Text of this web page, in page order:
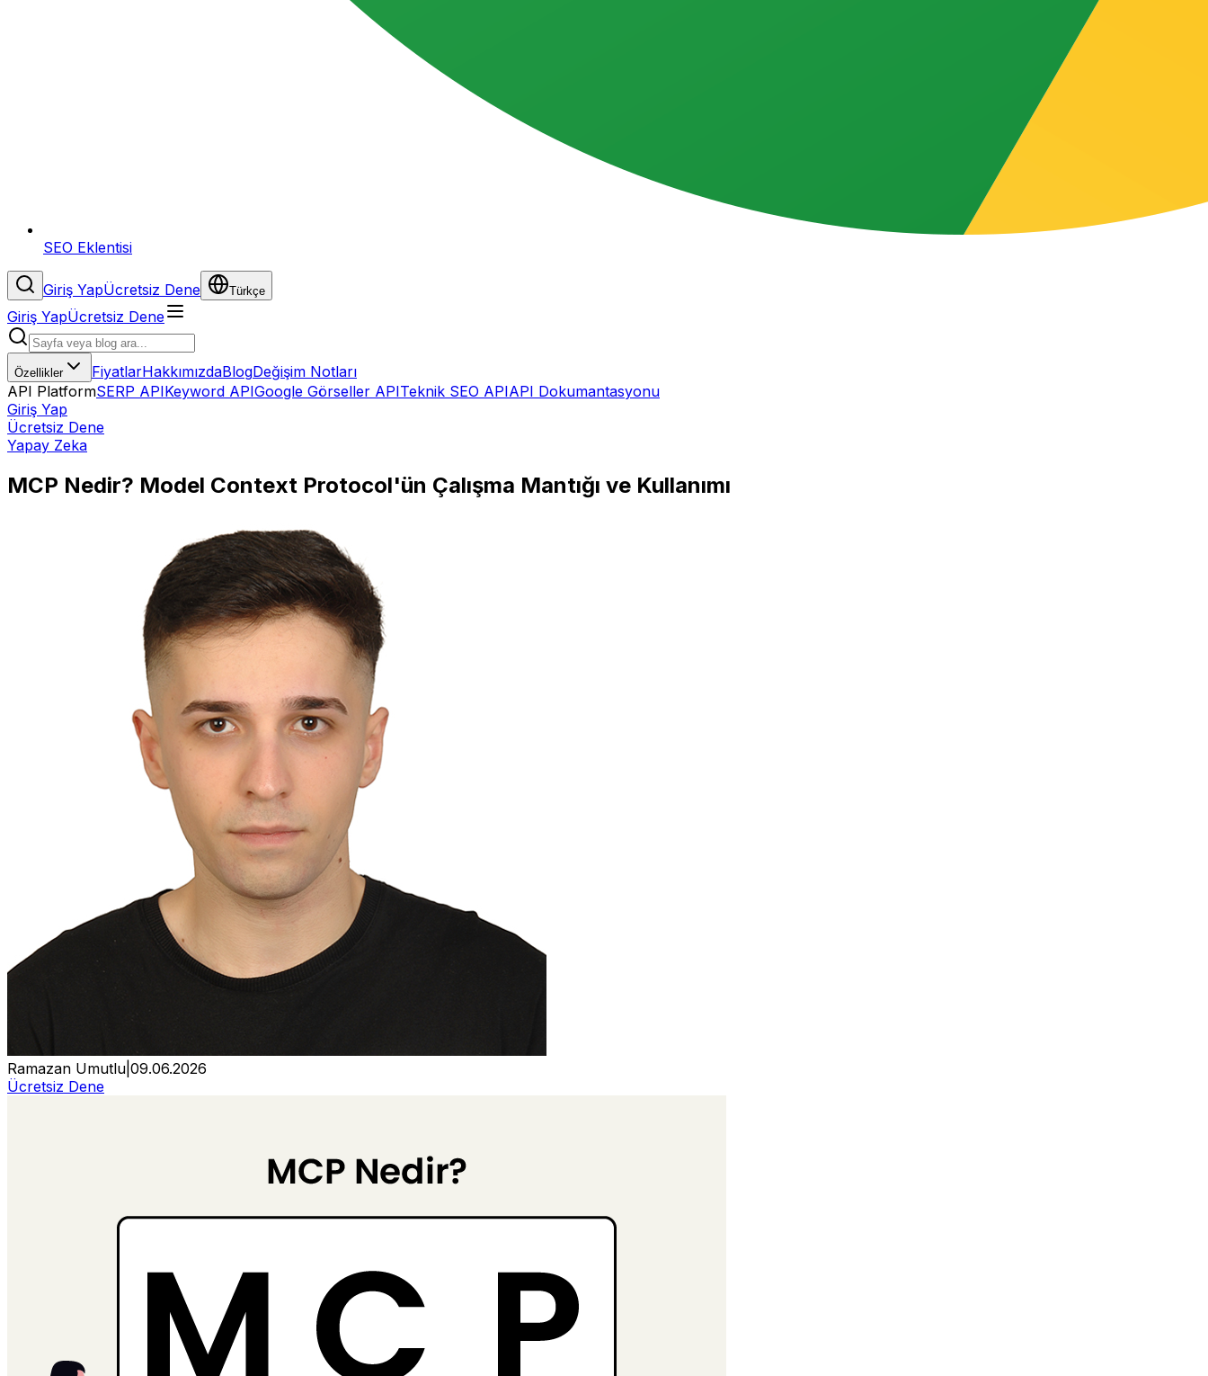
SEO Eklentisi
Giriş YapÜcretsiz Dene Türkçe
Giriş YapÜcretsiz Dene
Özellikler FiyatlarHakkımızdaBlogDeğişim Notları
API PlatformSERP APIKeyword APIGoogle Görseller APITeknik SEO APIAPI Dokumantasyonu
Giriş Yap
Ücretsiz Dene
Yapay Zeka
MCP Nedir? Model Context Protocol'ün Çalışma Mantığı ve Kullanımı
Ramazan Umutlu 09.06.2026
Ücretsiz Dene